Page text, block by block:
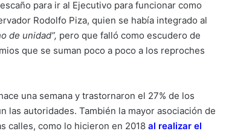
para ir al Ejecutivo para funcionar como
Rodolfo Piza, quien se había integrado al
de unidad”, pero que falló como escudero de
que se suman poco a poco a los reproches
una semana y trastornaron el 27% de los
autoridades. También la mayor asociación de
calles, como lo hicieron en 2018 al realizar el